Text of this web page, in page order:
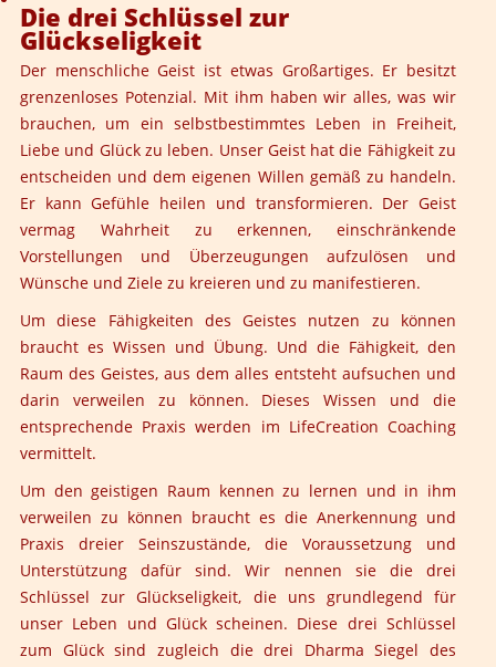
Die drei Schlüssel zur
Glückseligkeit
Der menschliche Geist ist etwas Großartiges. Er besitzt
grenzenloses Potenzial. Mit ihm haben wir alles, was wir
brauchen, um ein selbstbestimmtes Leben in Freiheit,
Liebe und Glück zu leben. Unser Geist hat die Fähigkeit zu
entscheiden und dem eigenen Willen gemäß zu handeln.
Er kann Gefühle heilen und transformieren. Der Geist
vermag Wahrheit zu erkennen, einschränkende
Vorstellungen und Überzeugungen aufzulösen und
Wünsche und Ziele zu kreieren und zu manifestieren.
Um diese Fähigkeiten des Geistes nutzen zu können
braucht es Wissen und Übung. Und die Fähigkeit, den
Raum des Geistes, aus dem alles entsteht aufsuchen und
darin verweilen zu können. Dieses Wissen und die
entsprechende Praxis werden im LifeCreation Coaching
vermittelt.
Um den geistigen Raum kennen zu lernen und in ihm
verweilen zu können braucht es die Anerkennung und
Praxis dreier Seinszustände, die Voraussetzung und
Unterstützung dafür sind. Wir nennen sie die drei
Schlüssel zur Glückseligkeit, die uns grundlegend für
unser Leben und Glück scheinen. Diese drei Schlüssel
zum Glück sind zugleich die drei Dharma Siegel des